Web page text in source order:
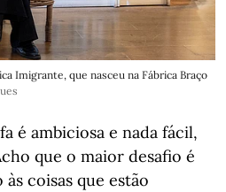
Imigrante, que nasceu na Fábrica Braço
é ambiciosa e nada fácil,
que o maior desafio é
coisas que estão